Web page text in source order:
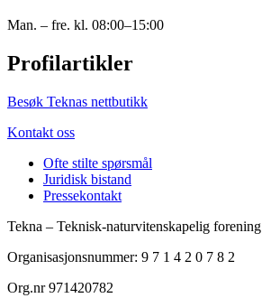
Man. – fre. kl. 08:00–15:00
Profilartikler
Besøk Teknas nettbutikk
Kontakt oss
Ofte stilte spørsmål
Juridisk bistand
Pressekontakt
Tekna – Teknisk-naturvitenskapelig forening
Organisasjonsnummer: 9 7 1 4 2 0 7 8 2
Org.nr 971420782